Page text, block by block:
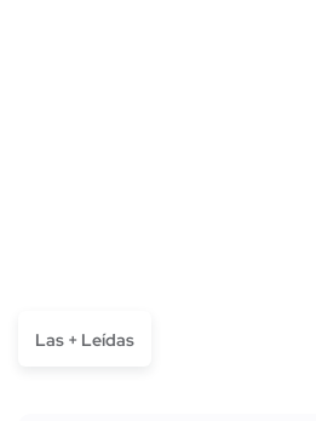
Las + Leídas